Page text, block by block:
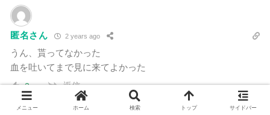
匿名さん 2 years ago
うん、貰ってなかった
血を吐いてまで見に来てよかった
2 返信
メニュー ホーム 検索 トップ サイドバー